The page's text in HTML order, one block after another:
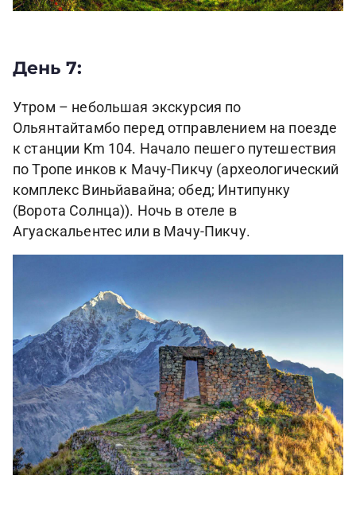
День 7:
Утром – небольшая экскурсия по
Ольянтайтамбо перед отправлением на поезде
к станции Km 104. Начало пешего путешествия
по Тропе инков к Мачу-Пикчу (археологический
комплекс Виньйавайна; обед; Интипунку
(Ворота Солнца)). Ночь в отеле в
Агуаскальентес или в Мачу-Пикчу.